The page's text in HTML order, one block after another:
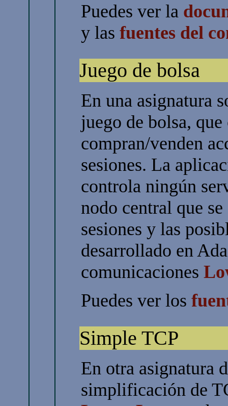
Puedes ver la
y lasfuentes del
Juego de bolsa
En una asignatura
juego de bolsa,
compran/venden
sesiones. La
controla ningún
nodo central que
sesiones y las
desarrollado en
comunicaciones
Puedes ver los
Simple TCP
En otra asignatura
simplificación de